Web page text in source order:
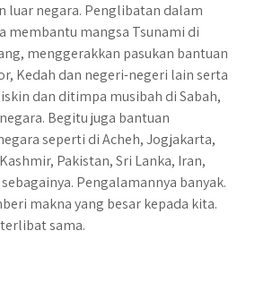
luar negara. Penglibatan dalam
membantu mangsa Tsunami di
menggerakkan pasukan bantuan
Kedah dan negeri-negeri lain serta
dan ditimpa musibah di Sabah,
Begitu juga bantuan
seperti di Acheh, Jogjakarta,
Pakistan, Sri Lanka, Iran,
Pengalamannya banyak.
makna yang besar kepada kita.
sama.